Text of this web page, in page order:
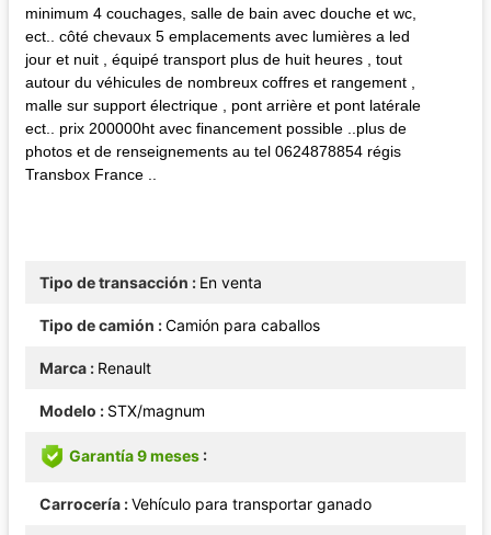
minimum 4 couchages, salle de bain avec douche et wc,
ect.. côté chevaux 5 emplacements avec lumières a led
jour et nuit , équipé transport plus de huit heures , tout
autour du véhicules de nombreux coffres et rangement ,
malle sur support électrique , pont arrière et pont latérale
ect.. prix 200000ht avec financement possible ..plus de
photos et de renseignements au tel 0624878854 régis
Transbox France ..
Tipo de transacción En venta
Tipo de camión Camión para caballos
Marca Renault
Modelo STX/magnum
Garantía 9 meses
Carrocería Vehículo para transportar ganado